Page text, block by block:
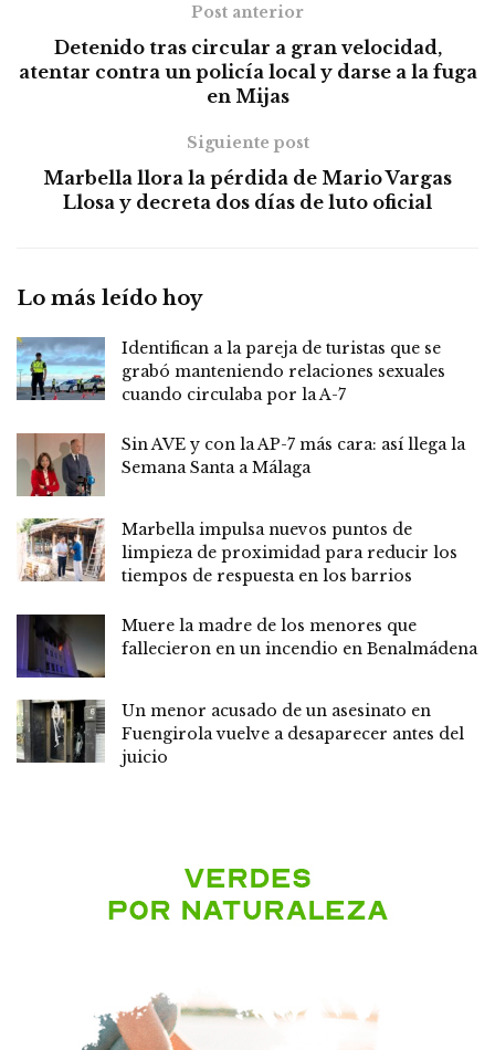
Post anterior
Detenido tras circular a gran velocidad,
atentar contra un policía local y darse a la fuga
en Mijas
Siguiente post
Marbella llora la pérdida de Mario Vargas
Llosa y decreta dos días de luto oficial
Lo más leído hoy
Identifican a la pareja de turistas que se
grabó manteniendo relaciones sexuales
cuando circulaba por la A-7
Sin AVE y con la AP-7 más cara: así llega la
Semana Santa a Málaga
Marbella impulsa nuevos puntos de
limpieza de proximidad para reducir los
tiempos de respuesta en los barrios
Muere la madre de los menores que
fallecieron en un incendio en Benalmádena
Un menor acusado de un asesinato en
Fuengirola vuelve a desaparecer antes del
juicio